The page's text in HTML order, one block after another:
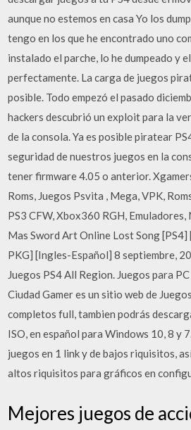
aunque no estemos en casa Yo los
tengo en los que he encontrado uno
instalado el parche, lo he dumpeado y
perfectamente. La carga de juegos
posible. Todo empezó el pasado
hackers descubrió un exploit para la
de la consola. Ya es posible piratear
seguridad de nuestros juegos en la
tener firmware 4.05 o anterior.
Roms, Juegos Psvita , Mega, VPK,
PS3 CFW, Xbox360 RGH, Emuladores,
Mas Sword Art Online Lost Song [PS4]
PKG] [Ingles-Español] 8 septiembre,
Juegos PS4 All Region. Juegos para
Ciudad Gamer es un sitio web de
completos full, tambien podrás
ISO, en español para Windows 10, 8 y
juegos en 1 link y de bajos riquisitos,
altos riquisitos para gráficos en
Mejores juegos de